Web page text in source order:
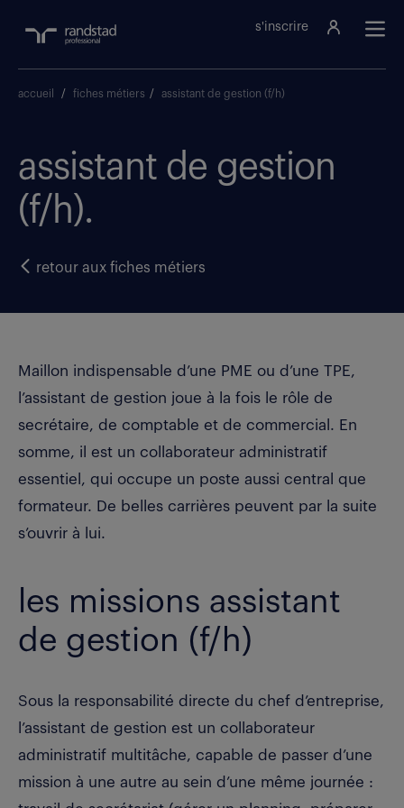
s'inscrire
accueil / fiches métiers / assistant de gestion (f/h)
assistant de gestion
(f/h).
retour aux fiches métiers
Maillon indispensable d’une PME ou d’une TPE,
l’assistant de gestion joue à la fois le rôle de
secrétaire, de comptable et de commercial. En
somme, il est un collaborateur administratif
essentiel, qui occupe un poste aussi central que
formateur. De belles carrières peuvent par la suite
s’ouvrir à lui.
les missions assistant
de gestion (f/h)
Sous la responsabilité directe du chef d’entreprise,
l’assistant de gestion est un collaborateur
administratif multitâche, capable de passer d’une
mission à une autre au sein d’une même journée :